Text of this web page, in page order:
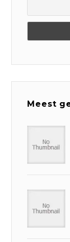
Meest